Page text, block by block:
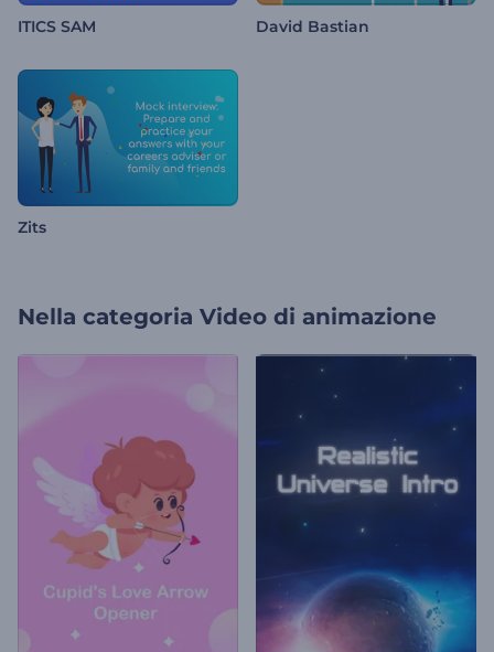
ITICS SAM David Bastian
Zits
Nella categoria Video di animazione